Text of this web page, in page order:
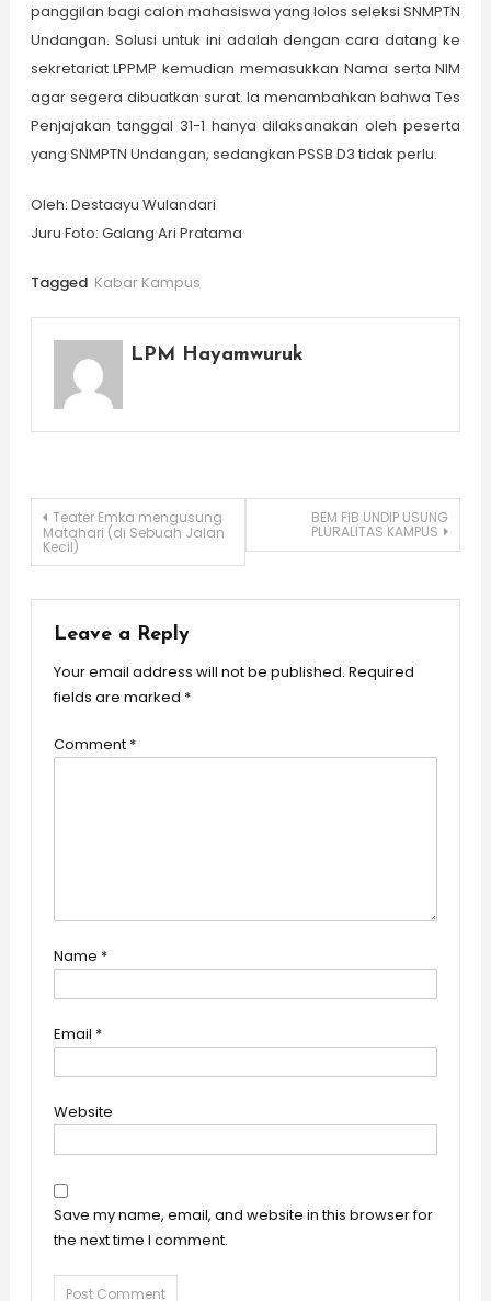
panggilan bagi calon mahasiswa yang lolos seleksi SNMPTN
Undangan. Solusi untuk ini adalah dengan cara datang ke
sekretariat LPPMP kemudian memasukkan Nama serta NIM
agar segera dibuatkan surat. Ia menambahkan bahwa Tes
Penjajakan tanggal 31-1 hanya dilaksanakan oleh peserta
yang SNMPTN Undangan, sedangkan PSSB D3 tidak perlu.
Oleh: Destaayu Wulandari
Juru Foto: Galang Ari Pratama
Tagged Kabar Kampus
LPM Hayamwuruk
Post
navigation
Teater Emka mengusung
Matahari (di Sebuah Jalan
Kecil)
BEM FIB UNDIP USUNG
PLURALITAS KAMPUS
Leave a Reply
Your email address will not be published. Required
fields are marked *
Comment *
Name *
Email *
Website
Save my name, email, and website in this browser for
the next time I comment.